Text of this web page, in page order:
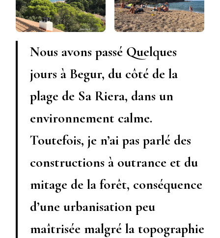
Nous avons passé Quelques
jours à Begur, du côté de la
plage de Sa Riera, dans un
environnement calme.
Toutefois, je n’ai pas parlé des
constructions à outrance et du
mitage de la forêt, conséquence
d’une urbanisation peu
maîtrisée malgré la topographie